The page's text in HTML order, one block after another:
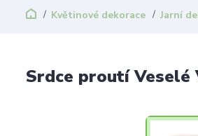
Květinové dekorace Jarní
Srdce proutí